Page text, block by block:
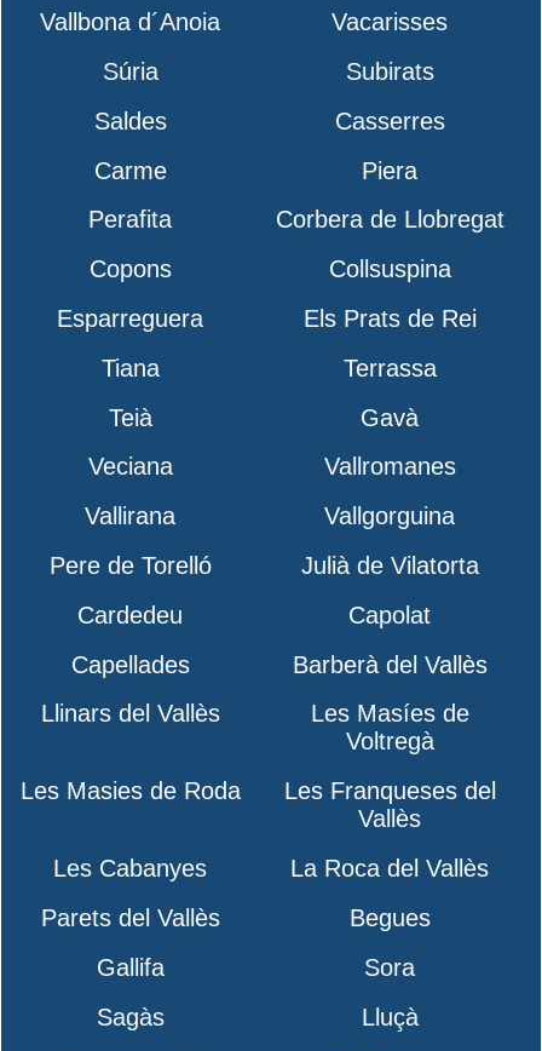
Vallbona d´Anoia
Vacarisses
Súria
Subirats
Saldes
Casserres
Carme
Piera
Perafita
Corbera de Llobregat
Copons
Collsuspina
Esparreguera
Els Prats de Rei
Tiana
Terrassa
Teià
Gavà
Veciana
Vallromanes
Vallirana
Vallgorguina
Pere de Torelló
Julià de Vilatorta
Cardedeu
Capolat
Capellades
Barberà del Vallès
Llinars del Vallès
Les Masíes de
Voltregà
Les Masies de Roda
Les Franqueses del
Vallès
Les Cabanyes
La Roca del Vallès
Parets del Vallès
Begues
Gallifa
Sora
Sagàs
Lluçà